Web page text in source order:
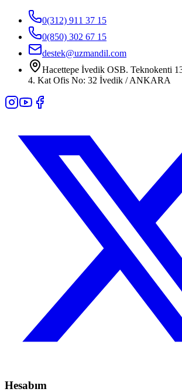
0(312) 911 37 15
0(850) 302 67 15
destek@uzmandil.com
Hacettepe İvedik OSB. Teknokenti
4. Kat Ofis No: 32 İvedik / ANKARA
Hesabım